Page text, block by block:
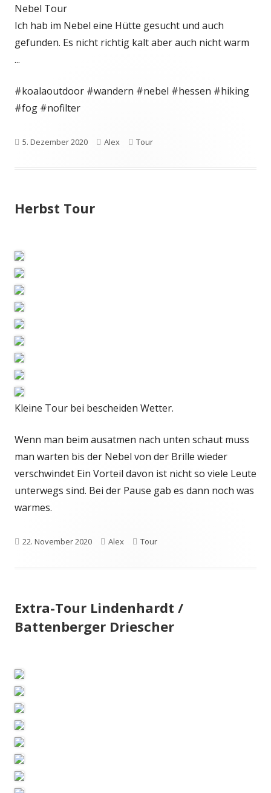
Nebel Tour
Ich hab im Nebel eine Hütte gesucht und auch
gefunden. Es nicht richtig kalt aber auch nicht warm
...
#koalaoutdoor #wandern #nebel #hessen #hiking
#fog #nofilter
Veröffentlicht
5. Dezember 2020 Autor
Alex Kategorien
Tour
Herbst Tour
Kleine Tour bei bescheiden Wetter.
Wenn man beim ausatmen nach unten schaut muss
man warten bis der Nebel von der Brille wieder
verschwindet Ein Vorteil davon ist nicht so viele Leute
unterwegs sind. Bei der Pause gab es dann noch was
warmes.
Veröffentlicht
22. November 2020 Autor
Alex Kategorien
Tour
Extra-Tour Lindenhardt /
Battenberger Driescher